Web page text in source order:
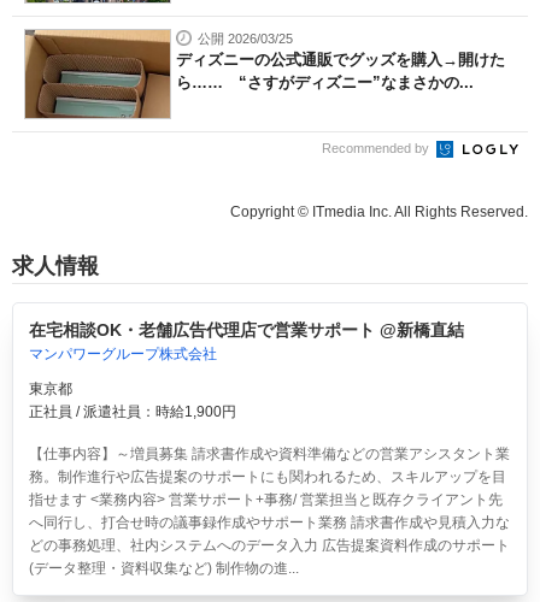
公開 2026/03/25
ディズニーの公式通販でグッズを購入→開けた
ら…… “さすがディズニー”なまさかの...
Recommended by
Copyright © ITmedia Inc. All Rights Reserved.
求人情報
在宅相談OK・老舗広告代理店で営業サポート @新橋直結
マンパワーグループ株式会社
東京都
正社員 / 派遣社員：時給1,900円
【仕事内容】～増員募集 請求書作成や資料準備などの営業アシスタント業
務。制作進行や広告提案のサポートにも関われるため、スキルアップを目
指せます <業務内容> 営業サポート+事務/ 営業担当と既存クライアント先
へ同行し、打合せ時の議事録作成やサポート業務 請求書作成や見積入力な
どの事務処理、社内システムへのデータ入力 広告提案資料作成のサポート
(データ整理・資料収集など) 制作物の進...